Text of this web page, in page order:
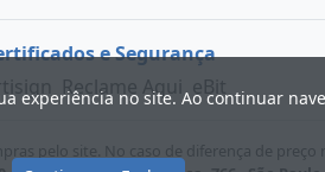
e Segurança
Reclame Aqui eBit
pelo site. No caso de diferença de
experiência no site. Ao continuar